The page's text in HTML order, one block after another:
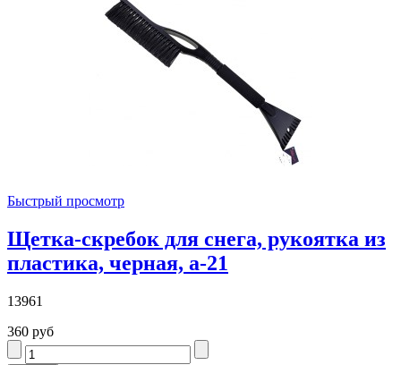
Быстрый просмотр
Щетка-скребок для снега, рукоятка из
пластика, черная, а-21
13961
360 руб